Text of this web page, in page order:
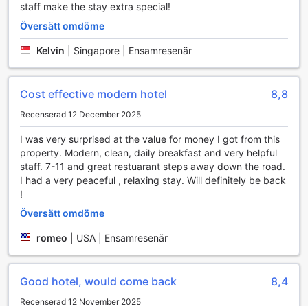
stressen med att navigera i okända områden, och den gör
att du kan börja njuta av din semester direkt.
Utöver flygtransfer erbjuder hotellet även en ticket service
som hjälper gäster att boka utflykter och turer i området.
eller besöka lokala sevärdheter, kan personalen på Baan
Nan Hotel assistera dig med att planera din resa. Dessutom
finns det en gratis parkering på hotellet för dem som väljer
att hyra bil och utforska Nan i egen takt. Med dessa
transportfaciliteter kan du vara säker på att din vistelse blir
både bekväm och minnesvärd.
Upplev Bekvämlighet på Baan Nan Hotel
På Baan Nan Hotel kan du njuta av en rad moderna
bekvämligheter som gör din vistelse både bekväm och
avkopplande. Varje rum är utrustat med luftkonditionering,
vilket garanterar en behaglig temperatur oavsett väder
utanför. Du kan koppla av i sängen medan du tittar på ditt
favoritprogram på den platta TV:n med satellit- och
kabelkanaler. För den som vill ha en kall dryck eller snacks
staff make the stay extra special!
Översätt omdöme
Kelvin Singapore | Ensamresenär
Cost effective modern hotel 8,8
Recenserad 12 December 2025
I was very surprised at the value for money I got from this
property. Modern, clean, daily breakfast and very helpful
staff. 7-11 and great restuarant steps away down the road.
I had a very peaceful , relaxing stay. Will definitely be back
!
Översätt omdöme
romeo USA | Ensamresenär
Good hotel, would come back 8,4
Recenserad 12 November 2025